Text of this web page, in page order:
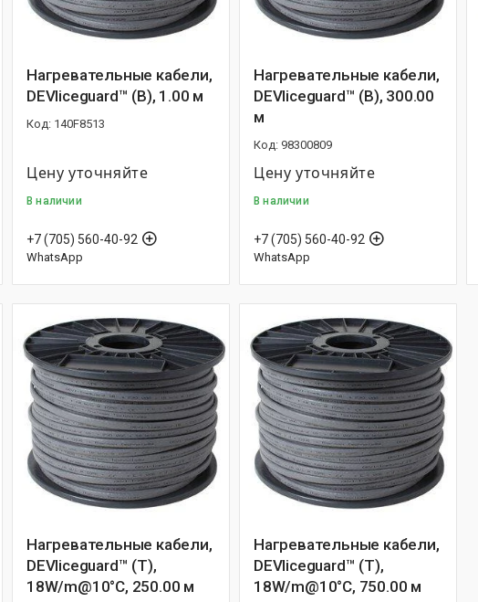
Нагревательные кабели,
DEVIiceguard™ (B), 1.00 м
140F8513
Цену уточняйте
В наличии
+7 (705) 560-40-92
WhatsApp
Нагревательные кабели,
DEVIiceguard™ (B), 300.00
м
98300809
Цену уточняйте
В наличии
+7 (705) 560-40-92
WhatsApp
Нагревательные кабели,
DEVIiceguard™ (T),
18W/m@10°C, 250.00 м
Нагревательные кабели,
DEVIiceguard™ (T),
18W/m@10°C, 750.00 м